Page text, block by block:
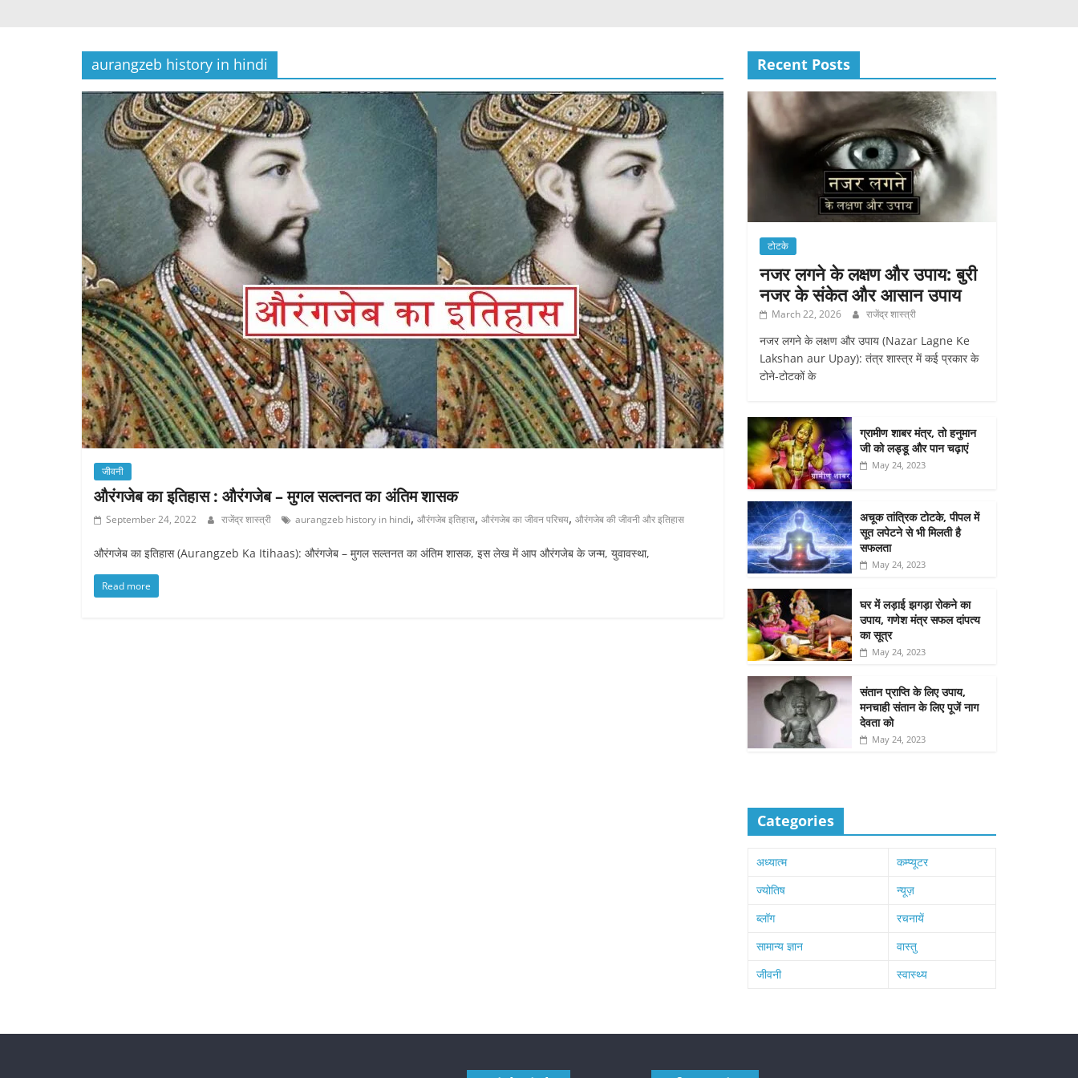
aurangzeb history in hindi
जीवनी
औरंगजेब का इतिहास : औरंगजेब – मुगल सल्तनत का अंतिम शासक
September 24, 2022 राजेंद्र शास्त्री aurangzeb history in hindi, औरंगजेब इतिहास, औरंगजेब का जीवन परिचय, औरंगजेब की जीवनी और इतिहास
औरंगजेब का इतिहास (Aurangzeb Ka Itihaas): औरंगजेब – मुगल सल्तनत का अंतिम शासक, इस लेख में आप औरंगजेब के जन्म, युवावस्था,
Read more
Recent Posts
टोटके
नजर लगने के लक्षण और उपाय: बुरी
नजर के संकेत और आसान उपाय
March 22, 2026 राजेंद्र शास्त्री
नजर लगने के लक्षण और उपाय (Nazar Lagne Ke
Lakshan aur Upay): तंत्र शास्त्र में कई प्रकार के
टोने-टोटकों के
ग्रामीण शाबर मंत्र, तो हनुमान
जी को लड्डू और पान चढ़ाएं
May 24, 2023
अचूक तांत्रिक टोटके, पीपल में
सूत लपेटने से भी मिलती है
सफलता
May 24, 2023
घर में लड़ाई झगड़ा रोकने का
उपाय, गणेश मंत्र सफल दांपत्य
का सूत्र
May 24, 2023
संतान प्राप्ति के लिए उपाय,
मनचाही संतान के लिए पूजें नाग
देवता को
May 24, 2023
Categories
अध्यात्म
कम्प्यूटर
ज्योतिष
न्यूज़
ब्लॉग
रचनायें
सामान्य ज्ञान
वास्तु
जीवनी
स्वास्थ्य